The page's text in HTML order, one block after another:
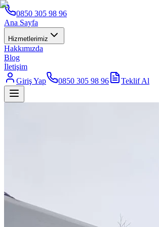
0850 305 98 96
Ana Sayfa
Hizmetlerimiz
Hakkımızda
Blog
İletişim
Giriş Yap
0850 305 98 96 Teklif Al